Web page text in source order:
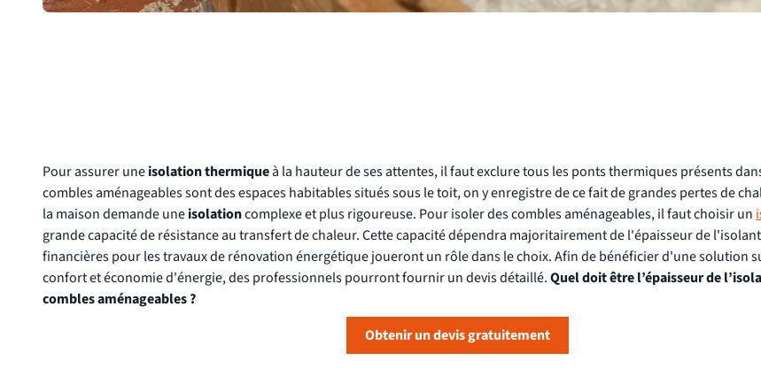
Pour assurer uneisolation thermiqueà la hauteur de ses attentes, il faut exclure tous les ponts thermiques présents
combles aménageables sont des espaces habitables situés sous le toit, on y enregistre de ce fait de grandes pertes de
la maison demande uneisolationcomplexe et plus rigoureuse. Pour isoler des combles aménageables, il faut choisir un
grande capacité de résistance au transfert de chaleur. Cette capacité dépendra majoritairement de l'épaisseur de
financières pour les travaux de rénovation énergétique joueront un rôle dans le choix. Afin de bénéficier d'une solution
confort et économie d'énergie, des professionnels pourront fournir un devis détaillé.Quel doit être l’épaisseur de
combles aménageables ?
Obtenir un devis gratuitement